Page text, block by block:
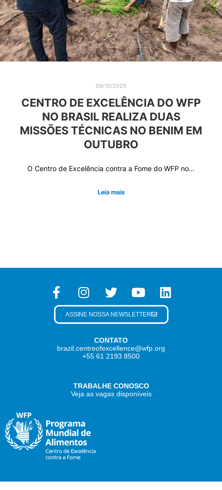
09/10/2025
CENTRO DE EXCELÊNCIA DO WFP
NO BRASIL REALIZA DUAS
MISSÕES TÉCNICAS NO BENIM EM
OUTUBRO
O Centro de Excelência contra a Fome do WFP no…
Leia mais
CONTATO
brazil.centreofexcellence@wfp.org
+55 61 2193 8500
TRABALHE CONOSCO
Veja as vagas disponíveis
ASSINE NOSSA NEWSLETTER